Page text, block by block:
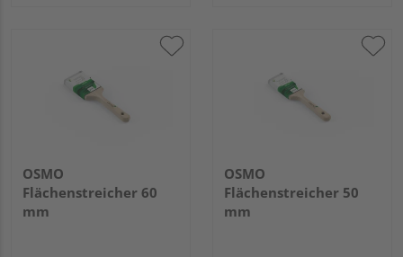
OSMO
Flächenstreicher 60
mm
OSMO
Flächenstreicher 50
mm